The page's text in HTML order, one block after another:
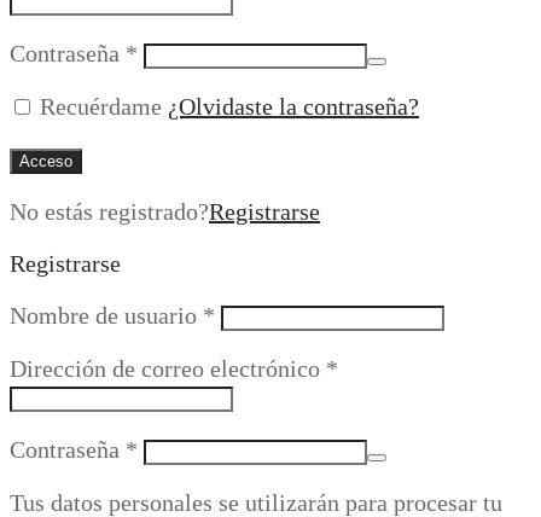
Contraseña * Obligatorio
Recuérdame ¿Olvidaste la contraseña?
Acceso
No estás registrado?Registrarse
Registrarse
Nombre de usuario * Obligatorio
Dirección de correo electrónico *
Contraseña * Obligatorio
Tus datos personales se utilizarán para procesar tu